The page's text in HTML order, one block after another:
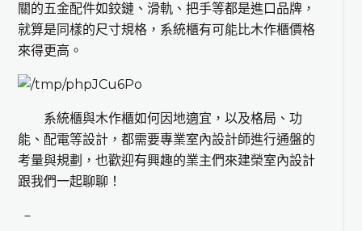
關的五金配件如鉸鏈、滑軌、把手等都是進口品牌，
就算是同樣的尺寸規格，系統櫃有可能比木作櫃價格
來得更高。
系統櫃與木作櫃如何因地適宜，以及格局、功
能、配電等設計，都需要專業室內設計師進行通盤的
考量與規劃，也歡迎有興趣的業主們來建榮室內設計
跟我們一起聊聊！
－